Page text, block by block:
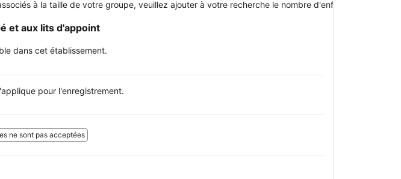
à la taille de votre groupe, veuillez ajouter à votre recherche le nombre d'enfants avec qui
et aux lits d'appoint
dans cet établissement.
pour l'enregistrement.
ne sont pas acceptées